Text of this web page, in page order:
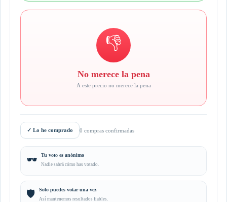
👎
No merece la pena
A este precio no merece la pena
✓ Lo he comprado 0 compras confirmadas
🕶️ Tu voto es anónimo
Nadie sabrá cómo has votado.
🛡️ Solo puedes votar una vez
Así mantenemos resultados fiables.